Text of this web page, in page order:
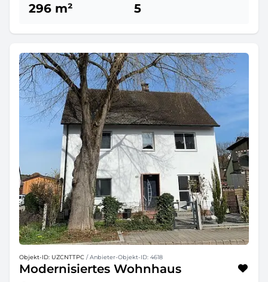
296 m² 5
Objekt-ID: UZCNTTPC / Anbieter-Objekt-ID: 4618
Modernisiertes Wohnhaus